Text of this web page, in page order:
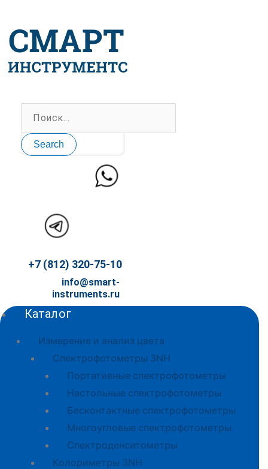
Search
+7 (812) 320-75-10
info@smart-
instruments.ru
Каталог
Измерение и анализ цвета
Спектрофотометры 3NH
Портативные спектрофотометры
Настольные спектрофотометры
Бесконтактные спектрофотометры
Многоугловые спектрофотометры
Спектроденситометры
Колориметры 3NH